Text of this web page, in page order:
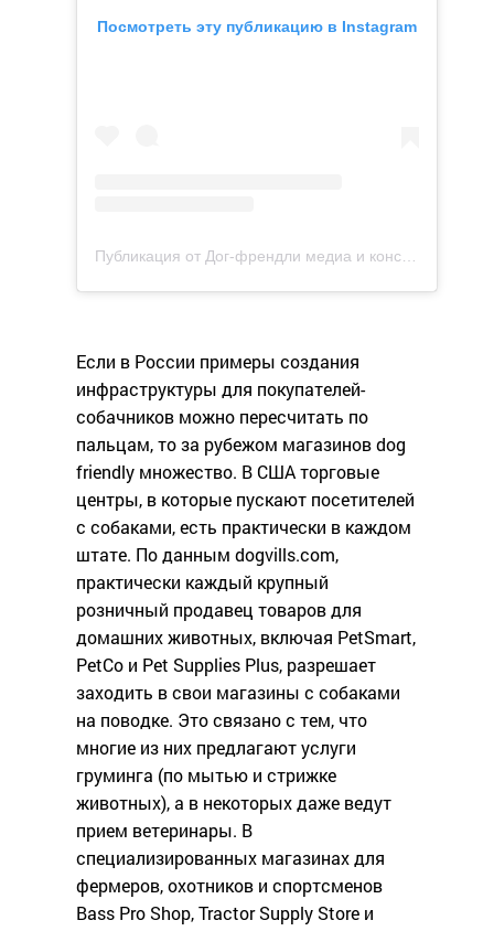
Посмотреть эту публикацию в Instagram
Если в России примеры создания
инфраструктуры для покупателей-
собачников можно пересчитать по
пальцам, то за рубежом магазинов dog
friendly множество. В США торговые
центры, в которые пускают посетителей
с собаками, есть практически в каждом
штате. По данным dogvills.com,
практически каждый крупный
розничный продавец товаров для
домашних животных, включая PetSmart,
PetCo и Pet Supplies Plus, разрешает
заходить в свои магазины с собаками
на поводке. Это связано с тем, что
многие из них предлагают услуги
груминга (по мытью и стрижке
животных), а в некоторых даже ведут
прием ветеринары. В
специализированных магазинах для
фермеров, охотников и спортсменов
Bass Pro Shop, Tractor Supply Store и